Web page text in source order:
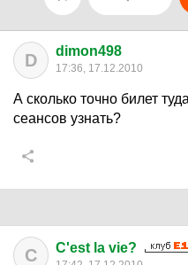
D dimon498
17:36, 17.12.2010
А сколько точно билет
сеансов узнать?
C C'est la vie?